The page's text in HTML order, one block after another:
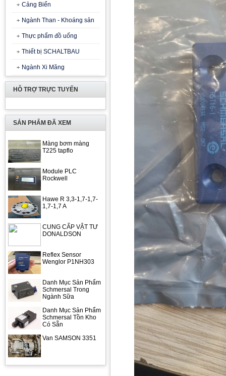
Cảng Biển
Ngành Than - Khoáng sản
Thực phẩm đồ uống
Thiết bị SCHALTBAU
Ngành Xi Măng
HỖ TRỢ TRỰC TUYẾN
SẢN PHẨM ĐÃ XEM
Màng bơm màng
T225 tapflo
Module PLC
Rockwell
Hawe R 3,3-1,7-1,7-
1,7-1,7 A
CUNG CẤP VẬT TƯ
DONALDSON
Reflex Sensor
Wenglor P1NH303
Danh Mục Sản Phẩm
Schmersal Trong
Ngành Sữa
Danh Mục Sản Phẩm
Schmersal Tồn Kho
Có Sẵn
Van SAMSON 3351